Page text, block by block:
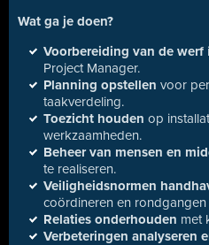
Wat ga je doen?
Voorbereiding van de werf
Project Manager.
Planning opstellen voor
taakverdeling.
Toezicht houden op
werkzaamheden.
Beheer van mensen en
te realiseren.
Veiligheidsnormen
coördineren en
Relaties onderhouden met
Verbeteringen analyseren